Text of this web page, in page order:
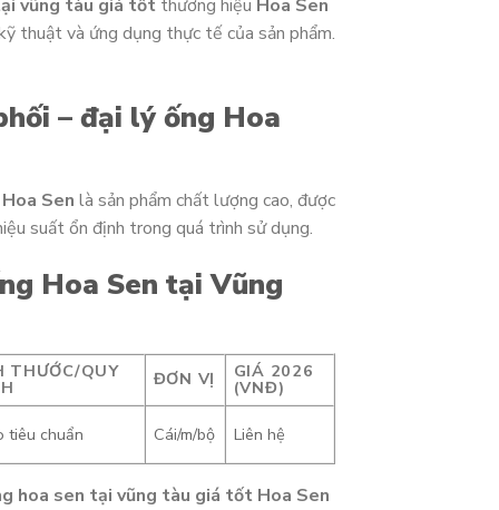
vũng tàu giá tốtthương hiệu Hoa Sen
thuật và ứng dụng thực tế của sản phẩm.
– đại lý ống Hoa
Sen là sản phẩm chất lượng cao, được
suất ổn định trong quá trình sử dụng.
Hoa Sen tại Vũng
THƯỚC/QUY ĐƠN VỊ GIÁ 2026
(VNĐ)
tiêu chuẩn Cái/m/bộ Liên hệ
hoa sen tại vũng tàu giá tốt Hoa Sen